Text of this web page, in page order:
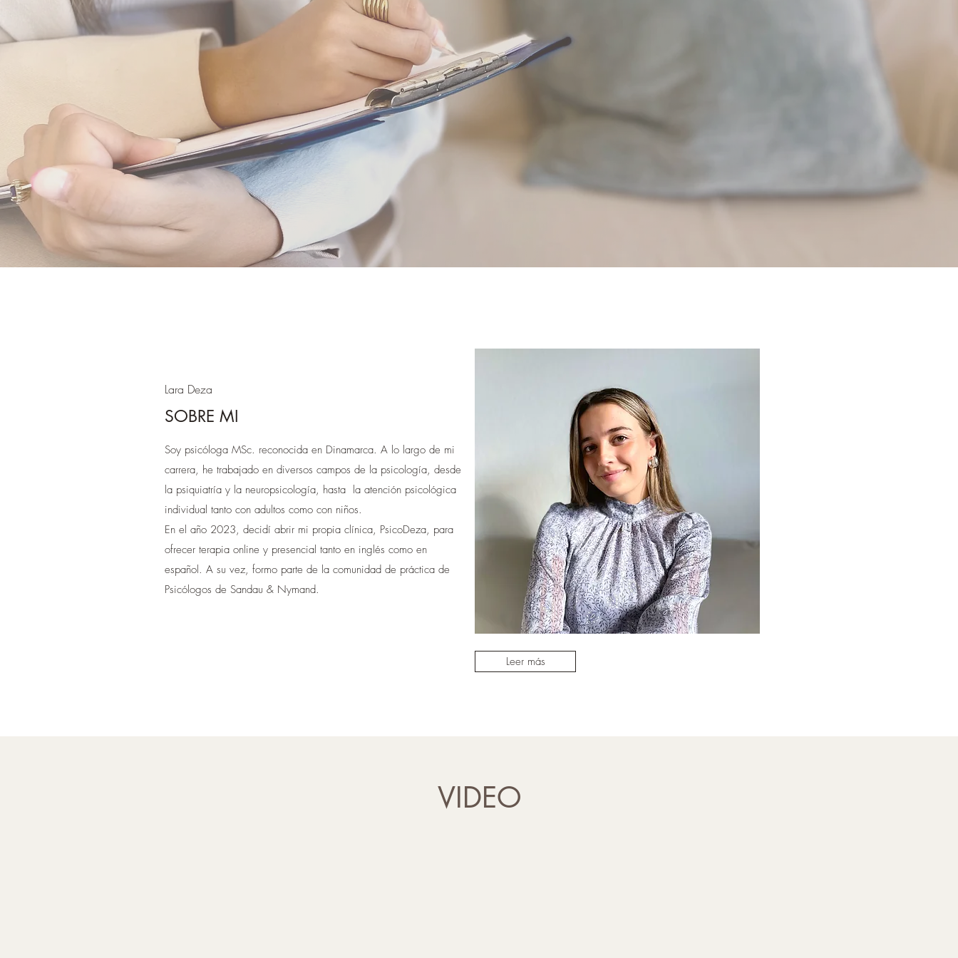
Terapia psicológica en inglés y español
Lara Deza
SOBRE MI
Soy psicóloga MSc. reconocida en Dinamarca. A lo largo de mi
carrera, he trabajado en diversos campos de la psicología, desde
la psiquiatría y la neuropsicología, hasta la atención psicológica
individual tanto con adultos como con niños.
En el año 2023, decidí abrir mi propia clínica, PsicoDeza, para
ofrecer terapia online y presencial tanto en inglés como en
español. A su vez, formo parte de la comunidad de práctica de
Psicólogos de Sandau & Nymand.
Leer más
VIDEO